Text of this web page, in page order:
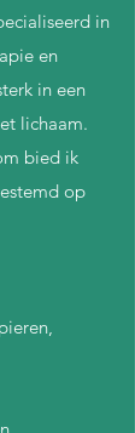
in
en
in een
lichaam.
bied ik
op